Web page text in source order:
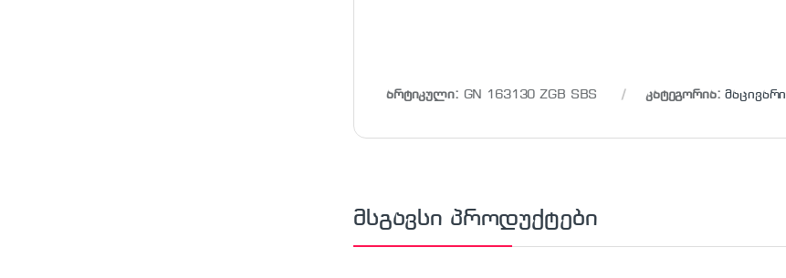
არტიკული: GN 163130 ZGB SBS კატეგორია:მაცივარი
მსგავსი პროდუქტები